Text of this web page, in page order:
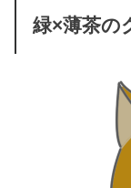
緑×薄茶の